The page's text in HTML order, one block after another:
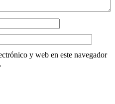
y web en este navegador